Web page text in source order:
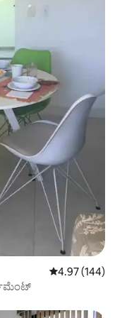
5 ರಲ್ಲಿ 4.97
4.97 (144)